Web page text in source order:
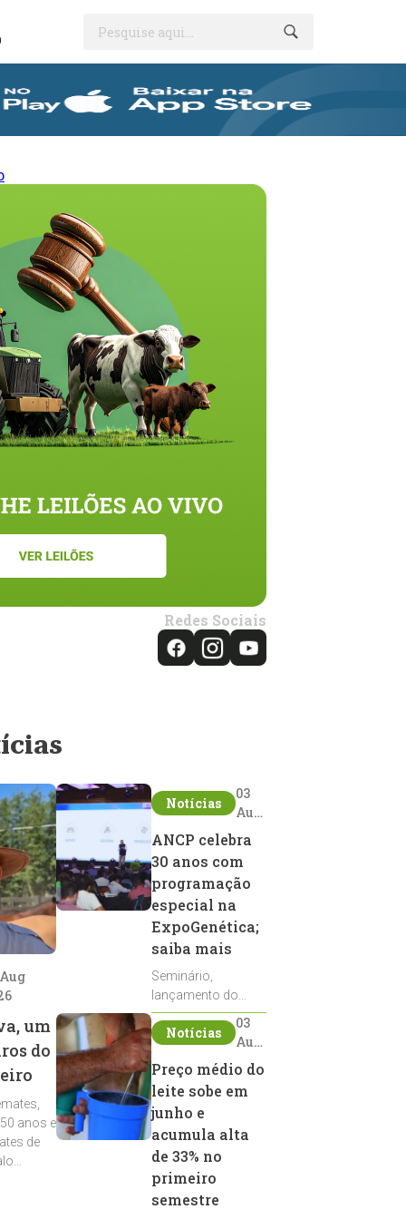
Pesquise aqui...
Redes Sociais
um
do
anos e
de
Notícias
03
Aug
ANCP celebra
30 anos com
programação
especial na
ExpoGenética;
saiba mais
Seminário,
lançamento do
Sumário de Touros,
debates, podcast,
reprodutores e
homenagens
integram a
programação da
entidade durante a
ExpoGenética 2026
Notícias
03
Aug
2026
Preço médio do
leite sobe em
junho e
acumula alta
de 33% no
primeiro
semestre